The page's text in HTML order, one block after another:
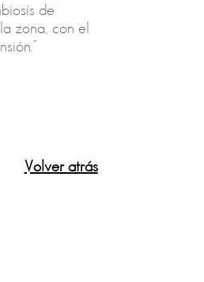
de
zona, con el
Volver atrás